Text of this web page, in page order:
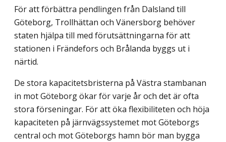
För att förbättra pendlingen från Dalsland till
Göteborg, Trollhättan och Vänersborg behöver
staten hjälpa till med förutsättningarna för att
stationen i Frändefors och Brålanda byggs ut i
närtid.
De stora kapacitetsbristerna på Västra stambanan
in mot Göteborg ökar för varje år och det är ofta
stora förseningar. För att öka flexibiliteten och höja
kapaciteten på järnvägssystemet mot Göteborgs
central och mot Göteborgs hamn bör man bygga